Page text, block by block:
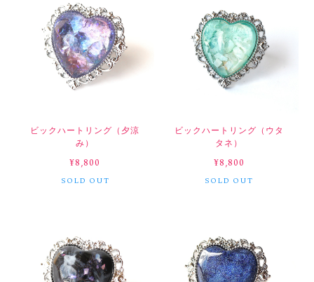
ビックハートリング（夕涼
み）
¥8,800
SOLD OUT
ビックハートリング（ウタ
タネ）
¥8,800
SOLD OUT